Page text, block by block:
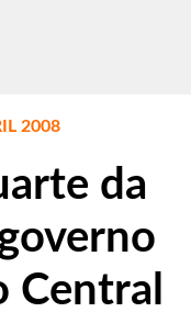
2008
da
Central